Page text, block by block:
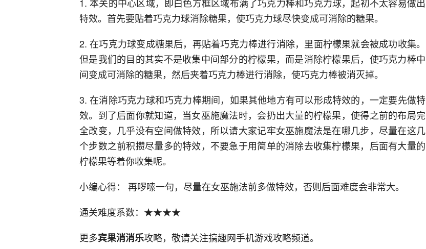
特效。首先要贴着巧克力球消除糖果，使巧克力球尽快变成可消除的糖果。
2. 在巧克力球变成糖果后，再贴着巧克力棒进行消除，里面柠檬果就会被成功收集。
但是我们的目的其实不是收集中间部分的柠檬果，而是消除柠檬果后，使巧克力棒中
间变成可消除的糖果，然后夹着巧克力棒进行消除，使巧克力棒被消灭掉。
3. 在消除巧克力球和巧克力棒期间，如果其他地方有可以形成特效的，一定要先做特
效。到了后面你就知道，当女巫施魔法时，会扔出大量的柠檬果，使得之前的布局完
全改变，几乎没有空间做特效，所以请大家记牢女巫施魔法是在哪几步，尽量在这几
个步数之前积攒尽量多的特效，不要急于用简单的消除去收集柠檬果，后面有大量的
柠檬果等着你收集呢。
小编心得： 再啰嗦一句，尽量在女巫施法前多做特效，否则后面难度会非常大。
通关难度系数：★★★★
更多宾果消消乐攻略，敬请关注搞趣网手机游戏攻略频道。